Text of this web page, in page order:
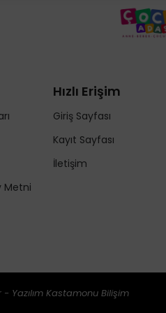
Metni
Hızlı Erişim
Giriş Sayfası
Kayıt Sayfası
İletişim
Yazılım Kastamonu Bilişim